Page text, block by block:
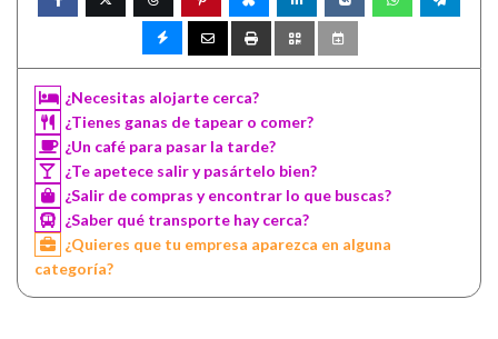
¿Necesitas alojarte cerca?
¿Tienes ganas de tapear o comer?
¿Un café para pasar la tarde?
¿Te apetece salir y pasártelo bien?
¿Salir de compras y encontrar lo que buscas?
¿Saber qué transporte hay cerca?
¿Quieres que tu empresa aparezca en alguna
categoría?